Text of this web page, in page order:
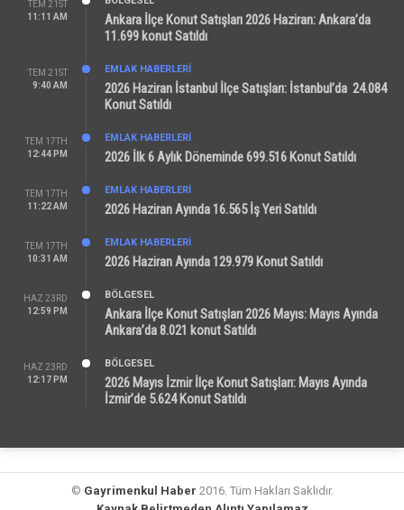
TEM 21ST
11:11 AM
Ankara İlçe Konut Satışları 2026 Haziran: Ankara’da
11.699 konut Satıldı
TEM 21ST
9:40 AM
EMLAK HABERLERI
2026 Haziran İstanbul İlçe Satışları: İstanbul’da 24.084
Konut Satıldı
TEM 17TH
12:44 PM
EMLAK HABERLERI
2026 İlk 6 Aylık Döneminde 699.516 Konut Satıldı
TEM 17TH
11:22 AM
EMLAK HABERLERI
2026 Haziran Ayında 16.565 İş Yeri Satıldı
TEM 17TH
10:31 AM
EMLAK HABERLERI
2026 Haziran Ayında 129.979 Konut Satıldı
HAZ 23RD
12:59 PM
BÖLGESEL
Ankara İlçe Konut Satışları 2026 Mayıs: Mayıs Ayında
Ankara’da 8.021 konut Satıldı
HAZ 23RD
12:17 PM
BÖLGESEL
2026 Mayıs İzmir İlçe Konut Satışları: Mayıs Ayında
İzmir’de 5.624 Konut Satıldı
© Gayrimenkul Haber 2016. Tüm Hakları Saklıdır.